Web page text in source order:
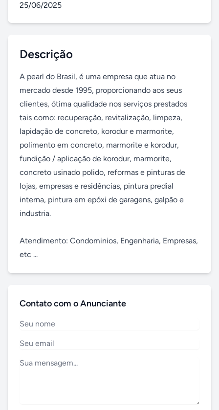
25/06/2025
Descrição
A pearl do Brasil, é uma empresa que atua no
mercado desde 1995, proporcionando aos seus
clientes, ótima qualidade nos serviços prestados
tais como: recuperação, revitalização, limpeza,
lapidação de concreto, korodur e marmorite,
polimento em concreto, marmorite e korodur,
fundição / aplicação de korodur, marmorite,
concreto usinado polido, reformas e pinturas de
lojas, empresas e residências, pintura predial
interna, pintura em epóxi de garagens, galpão e
industria.
Atendimento: Condominios, Engenharia, Empresas,
etc ...
Contato com o Anunciante